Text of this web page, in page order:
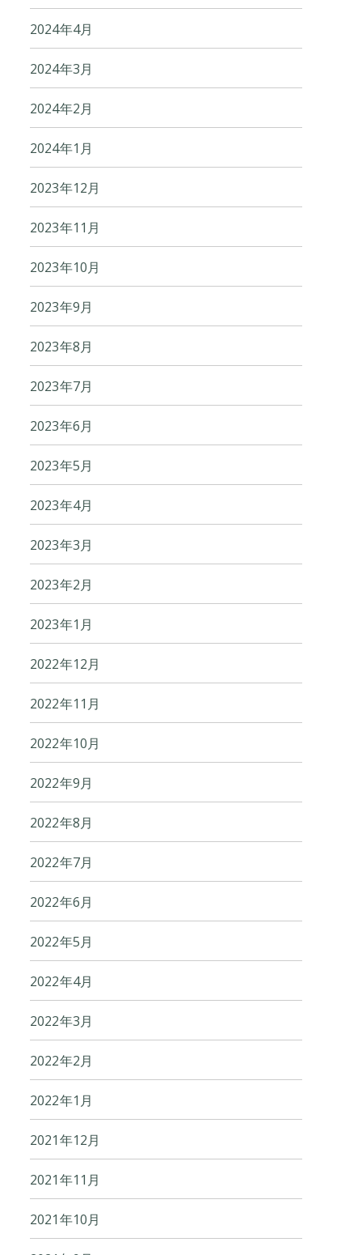
2024年4月
2024年3月
2024年2月
2024年1月
2023年12月
2023年11月
2023年10月
2023年9月
2023年8月
2023年7月
2023年6月
2023年5月
2023年4月
2023年3月
2023年2月
2023年1月
2022年12月
2022年11月
2022年10月
2022年9月
2022年8月
2022年7月
2022年6月
2022年5月
2022年4月
2022年3月
2022年2月
2022年1月
2021年12月
2021年11月
2021年10月